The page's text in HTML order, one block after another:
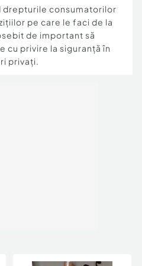
urmeaza:
drepturile consumatorilor
pe care le faci de la
de important să
cu privire la siguranță în
privați.